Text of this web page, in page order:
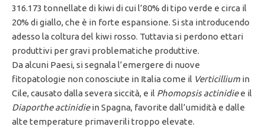
316.173 tonnellate di kiwi di cui l’80% di tipo verde e circa il
20% di giallo, che è in forte espansione. Si sta introducendo
adesso la coltura del kiwi rosso. Tuttavia si perdono ettari
produttivi per gravi problematiche produttive.
Da alcuni Paesi, si segnala l’emergere di nuove
fitopatologie non conosciute in Italia come il Verticillium in
Cile, causato dalla severa siccità, e il Phomopsis actinidiee il
Diaporthe actinidiein Spagna, favorite dall’umidità e dalle
alte temperature primaverili troppo elevate.